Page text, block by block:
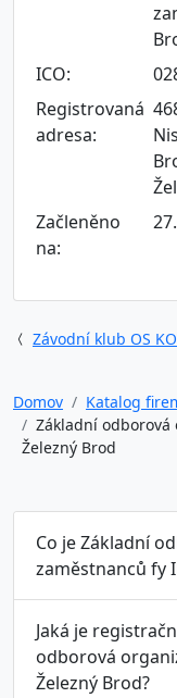
ICO:
Registrovaná
adresa:
Začleněno
na:
Závodní klub OS
Domov
Katalog
Základní odborová
Železný Brod
Co je Základní
zaměstnanců fy
Jaká je
odborová
Železný Brod?